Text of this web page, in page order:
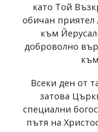
като Той
обичан приятел
към
доброволно
Всеки ден от
затова
специални
пътя на